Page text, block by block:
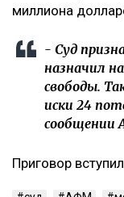
миллиона
- Суд
назначил
свободы.
иски 24
сообщении
Приговор